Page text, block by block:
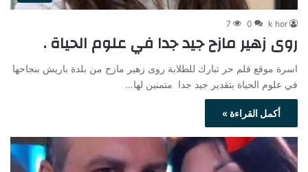
k hor
0
7
روى زهير مازح جيد جدا في علوم الحياة .
اسرة موقع قلم حر تبارك للطلابة روى زهير مازح من بلدة باريش بنجاحها
في علوم الحياة بتقدير جيد جدا متمنين لها…
أكمل القراءة »